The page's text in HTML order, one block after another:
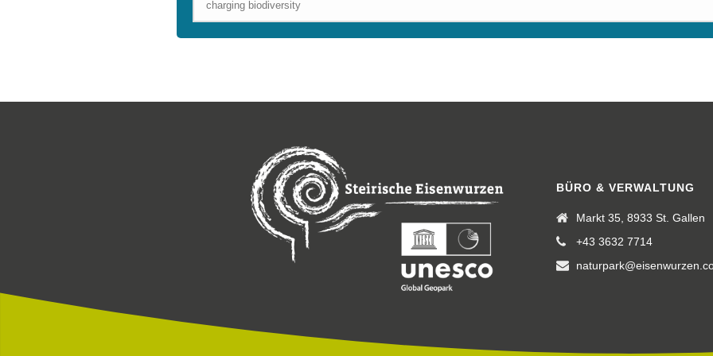
BÜRO & VERWALTUNG
Markt 35, 8933 St. Gallen
+43 3632 7714